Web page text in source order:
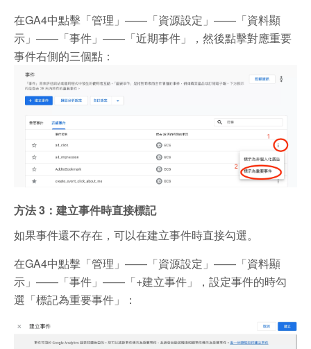
在GA4中點擊「管理」——「資源設定」——「資料顯
示」——「事件」——「近期事件」，然後點擊對應重要
事件右側的三個點：
方法 3：建立事件時直接標記
如果事件還不存在，可以在建立事件時直接勾選。
在GA4中點擊「管理」——「資源設定」——「資料顯
示」——「事件」——「+建立事件」，設定事件的時勾
選「標記為重要事件」：